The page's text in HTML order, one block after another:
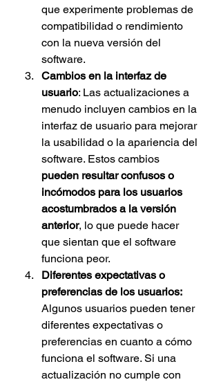
que experimente problemas de
compatibilidad o rendimiento
con la nueva versión del
software.
Cambios en la interfaz de
usuario: Las actualizaciones a
menudo incluyen cambios en la
interfaz de usuario para mejorar
la usabilidad o la apariencia del
software. Estos cambios
pueden resultar confusos o
incómodos para los usuarios
acostumbrados a la versión
anterior, lo que puede hacer
que sientan que el software
funciona peor.
Diferentes expectativas o
preferencias de los usuarios:
Algunos usuarios pueden tener
diferentes expectativas o
preferencias en cuanto a cómo
funciona el software. Si una
actualización no cumple con